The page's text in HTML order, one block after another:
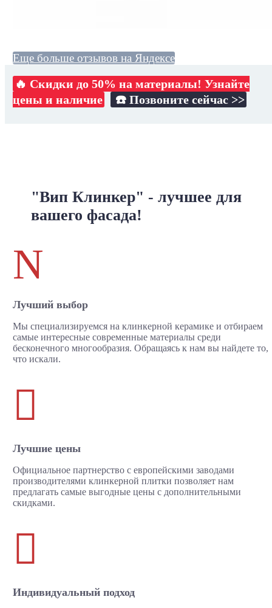
Еще больше отзывов на Яндексе
🔥 Скидки до 50% на материалы! Узнайте
цены и наличие
☎️ Позвоните сейчас >>
"Вип Клинкер" - лучшее для
вашего фасада!
N
Лучший выбор
Мы специализируемся на клинкерной керамике и отбираем
самые интересные современные материалы среди
бесконечного многообразия. Обращаясь к нам вы найдете то,
что искали.

Лучшие цены
Официальное партнерство с европейскими заводами
производителями клинкерной плитки позволяет нам
предлагать самые выгодные цены с дополнительными
скидками.

Индивидуальный подход